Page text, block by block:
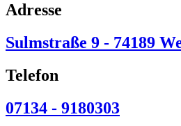
Adresse
Sulmstraße 9 - 74189
Telefon
07134 - 9180303